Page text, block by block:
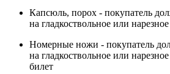
Капсюль, порох - покупатель
на гладкоствольное или
Номерные ножи - покупатель
на гладкоствольное или
билет